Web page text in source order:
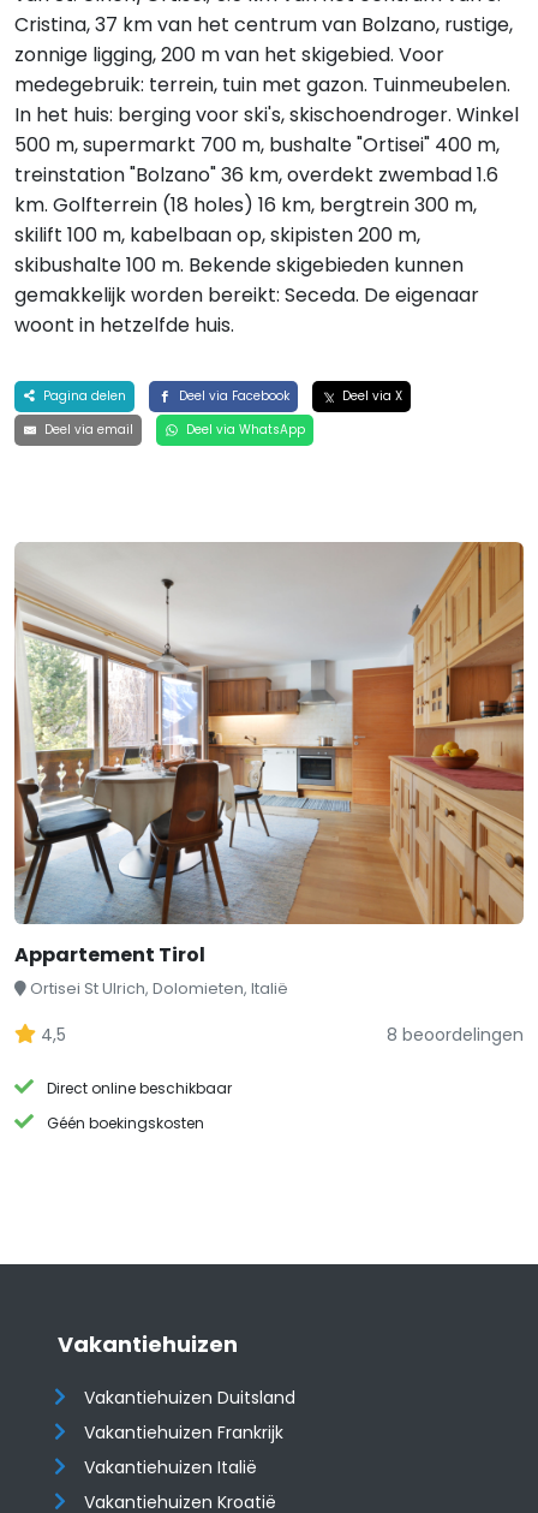
Cristina, 37 km van het centrum van Bolzano, rustige,
zonnige ligging, 200 m van het skigebied. Voor
medegebruik: terrein, tuin met gazon. Tuinmeubelen.
In het huis: berging voor ski's, skischoendroger. Winkel
500 m, supermarkt 700 m, bushalte "Ortisei" 400 m,
treinstation "Bolzano" 36 km, overdekt zwembad 1.6
km. Golfterrein (18 holes) 16 km, bergtrein 300 m,
skilift 100 m, kabelbaan op, skipisten 200 m,
skibushalte 100 m. Bekende skigebieden kunnen
gemakkelijk worden bereikt: Seceda. De eigenaar
woont in hetzelfde huis.
Pagina delen Deel via Facebook
Deel via X
Deel via email
Deel via WhatsApp
Appartement Tirol
Ortisei St Ulrich, Dolomieten, Italië
4,5 8 beoordelingen
Direct online beschikbaar
Géén boekingskosten
Vakantiehuizen
Vakantiehuizen Duitsland
Vakantiehuizen Frankrijk
Vakantiehuizen Italië
Vakantiehuizen Kroatië